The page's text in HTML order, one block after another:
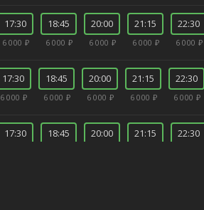
17:30
6 000 ₽
18:45
6 000 ₽
20:00
6 000 ₽
21:15
6 000 ₽
22:30
6 000 ₽
17:30
6 000 ₽
18:45
6 000 ₽
20:00
6 000 ₽
21:15
6 000 ₽
22:30
6 000 ₽
17:30 18:45 20:00 21:15 22:30